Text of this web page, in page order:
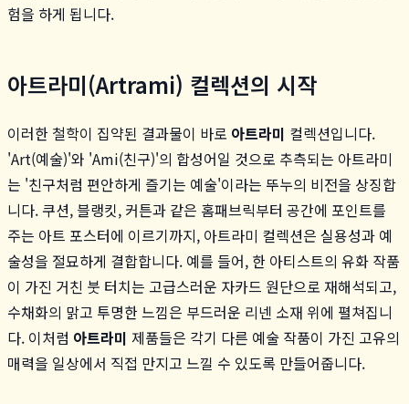
험을 하게 됩니다.
아트라미(Artrami) 컬렉션의 시작
이러한 철학이 집약된 결과물이 바로 아트라미 컬렉션입니다.
'Art(예술)'와 'Ami(친구)'의 합성어일 것으로 추측되는 아트라미
는 '친구처럼 편안하게 즐기는 예술'이라는 뚜누의 비전을 상징합
니다. 쿠션, 블랭킷, 커튼과 같은 홈패브릭부터 공간에 포인트를
주는 아트 포스터에 이르기까지, 아트라미 컬렉션은 실용성과 예
술성을 절묘하게 결합합니다. 예를 들어, 한 아티스트의 유화 작품
이 가진 거친 붓 터치는 고급스러운 자카드 원단으로 재해석되고,
수채화의 맑고 투명한 느낌은 부드러운 리넨 소재 위에 펼쳐집니
다. 이처럼 아트라미 제품들은 각기 다른 예술 작품이 가진 고유의
매력을 일상에서 직접 만지고 느낄 수 있도록 만들어줍니다.